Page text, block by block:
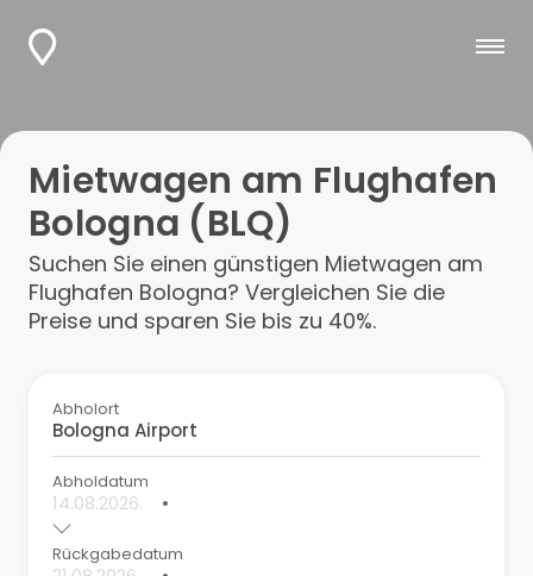
Mietwagen am Flughafen
Bologna (BLQ)
Suchen Sie einen günstigen Mietwagen am
Flughafen Bologna? Vergleichen Sie die
Preise und sparen Sie bis zu 40%.
Abholort
Abholdatum
•
Rückgabedatum